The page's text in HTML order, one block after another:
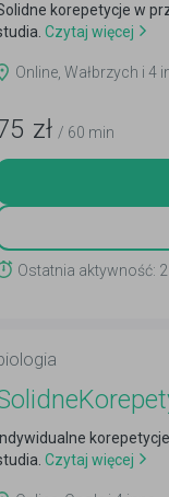
korepetycje w
Czytaj więcej
Online, Wałbrzych i 4
zł / 60 min
Ostatnia aktywność:
Indywidualne
Czytaj więcej